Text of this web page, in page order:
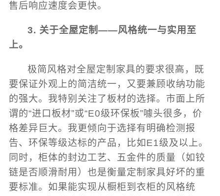
售后响应速度会更快。
3. 关于全屋定制——风格统一与实用至
上。
极简风格对全屋定制家具的要求很高，既
要保证外观上的简洁统一，又要兼顾收纳功能
的强大。我特别关注了板材的选择。市面上所
谓的“进口板材”或“E0级环保板”噱头很多，价
格差异巨大。我更倾向于选择有明确检测报
告、环保等级达标的产品，比如E1级及以上。
同时，柜体的封边工艺、五金件的质量（如铰
链是否顺滑耐用）也是衡量定制家具好坏的重
要标准。如果能实现从橱柜到衣柜的风格统